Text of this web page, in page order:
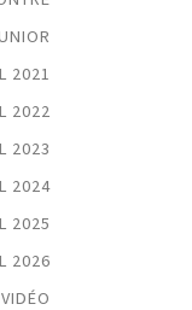
2021
2022
2023
2024
2025
2026